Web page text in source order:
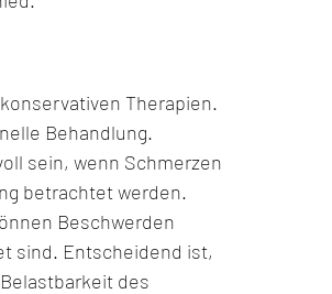
Therapien.
Behandlung.
sein, wenn Schmerzen
betrachtet werden.
Beschwerden
sind. Entscheidend ist,
des